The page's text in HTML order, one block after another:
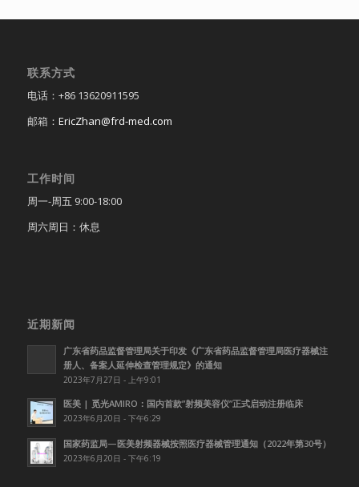
联系方式
电话：+86 13620911595
邮箱： EricZhan@frd-med.com
工作时间
周一-周五 9:00-18:00
周六周日：休息
近期新闻
广东省药品监督管理局关于印发《广东省药品监督管理局医疗器械注
册人、备案人延伸检查管理规定》的通知
2023年7月27日 - 上午9:01
医美 | 觅光AMIRO：国内首款”射频美容仪”正式启动注册临床
2023年6月20日 - 下午6:29
国家药监局—医美射频器械按照医疗器械管理通知（2022年第30号）
2023年6月20日 - 下午6:19